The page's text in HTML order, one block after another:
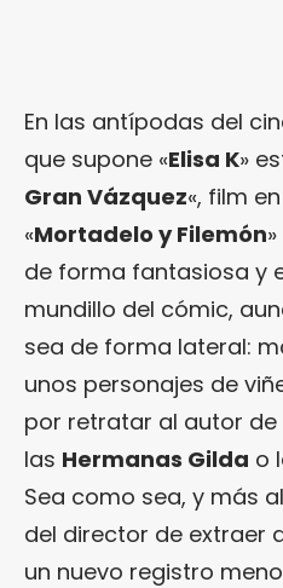
En las antípodas del
que supone «Elisa K»
Gran Vázquez«, film
«Mortadelo y Filemón
de forma fantasiosa y
mundillo del cómic,
sea de forma lateral:
unos personajes de
por retratar al autor
las Hermanas Gilda o
Sea como sea, y más
del director de extraer
un nuevo registro